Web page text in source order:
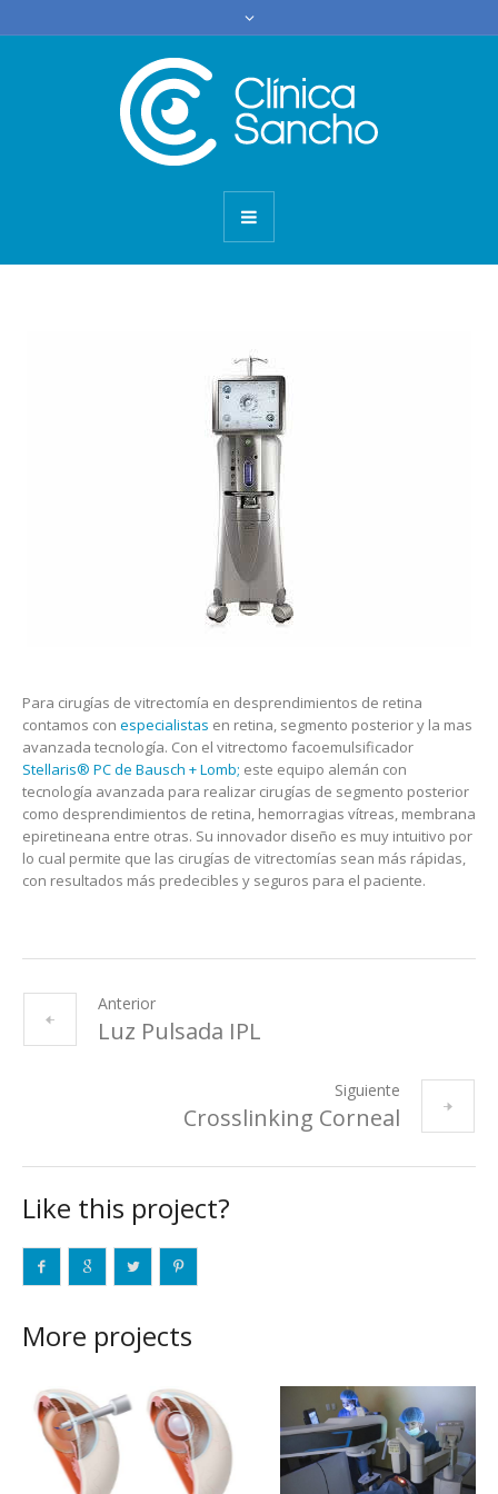
Para cirugías de vitrectomía en desprendimientos de retina
contamos con especialistas en retina, segmento posterior y la mas
avanzada tecnología. Con el vitrectomo facoemulsificador
Stellaris® PC de Bausch + Lomb; este equipo alemán con
tecnología avanzada para realizar cirugías de segmento posterior
como desprendimientos de retina, hemorragias vítreas, membrana
epiretineana entre otras. Su innovador diseño es muy intuitivo por
lo cual permite que las cirugías de vitrectomías sean más rápidas,
con resultados más predecibles y seguros para el paciente.
Anterior
Luz Pulsada IPL
Siguiente
Crosslinking Corneal
Like this project?
More projects